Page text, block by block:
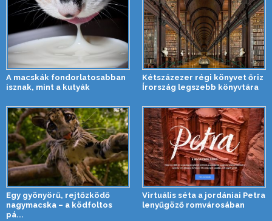
A macskák fondorlatosabban
isznak, mint a kutyák
Kétszázezer régi könyvet őriz
Írország legszebb könyvtára
Egy gyönyörű, rejtőzködő
nagymacska – a ködfoltos
pá...
Virtuális séta a jordániai Petra
lenyűgöző romvárosában